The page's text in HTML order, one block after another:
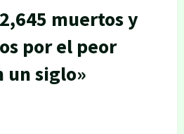
muertos y
por el peor
un siglo»